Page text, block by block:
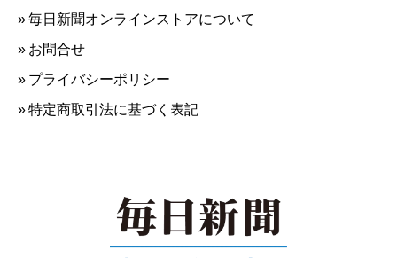
毎日新聞オンラインストアについて
お問合せ
プライバシーポリシー
特定商取引法に基づく表記